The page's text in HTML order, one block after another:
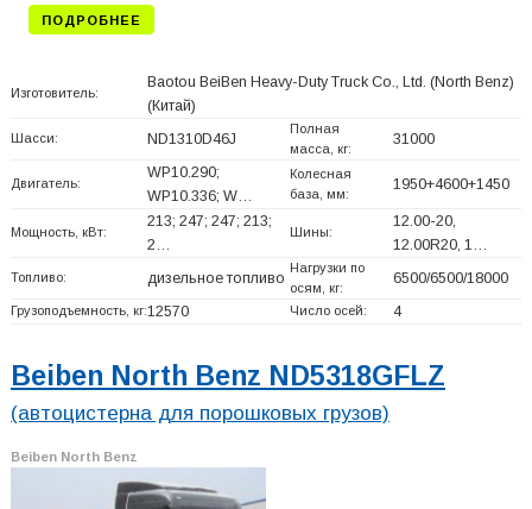
ПОДРОБНЕЕ
Изготовитель:
Baotou BeiBen Heavy-Duty Truck Co., Ltd. (North Benz)
(Китай)
Шасси: ND1310D46J
Полная
масса, кг:
31000
Двигатель:
WP10.290;
WP10.336; W…
Колесная
база, мм:
1950+4600+1450
Мощность, кВт:
213; 247; 247; 213;
2…
Шины:
12.00-20,
12.00R20, 1…
Топливо: дизельное топливо
Нагрузки по
осям, кг:
6500/6500/18000
Грузоподъемность, кг:12570 Число осей: 4
Beiben North Benz ND5318GFLZ
(автоцистерна для порошковых грузов)
Beiben North Benz